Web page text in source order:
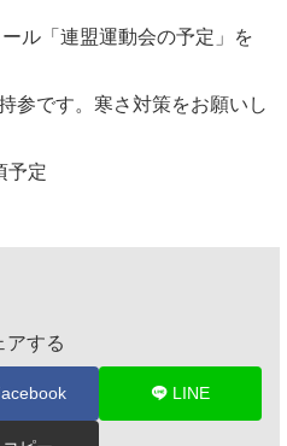
ル「連盟運動会の予定」を
参です。寒さ対策をお願いし
予定
アする
LINE